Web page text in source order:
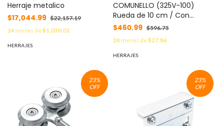
Herraje metalico
$17,044.99 $22,157.19
24meses de$1,030.01
HERRAJES
COMUNELLO (325V-100)
Rueda de 10 cm / Con
Capacidad Para Puertas de
Hasta 220 Kg / Para Montaje
en Superficie / Canal Tipo
"V" MOD: 1150-9040-001
$460.99 $596.75
24meses de$27.86
HERRAJES
23%
OFF
23%
OFF